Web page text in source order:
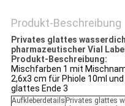
Produkt-Beschreibung
Privates glattes
pharmazeutischer Vial
Produkt-Beschreibung:
Mischfarben 1 mit
2,6x3 cm für Phiole 10ml
glattes Ende 3
Aufkleberdetails Privates glattes